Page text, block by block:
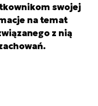
swojej
na temat
z nią